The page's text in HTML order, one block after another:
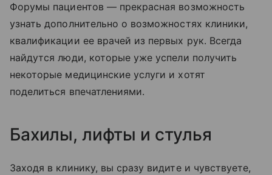
Форумы пациентов — прекрасная возможность
узнать дополнительно о возможностях клиники,
квалификации ее врачей из первых рук. Всегда
найдутся люди, которые уже успели получить
некоторые медицинские услуги и хотят
поделиться впечатлениями.
Бахилы, лифты и стулья
Заходя в клинику, вы сразу видите и чувствуете,